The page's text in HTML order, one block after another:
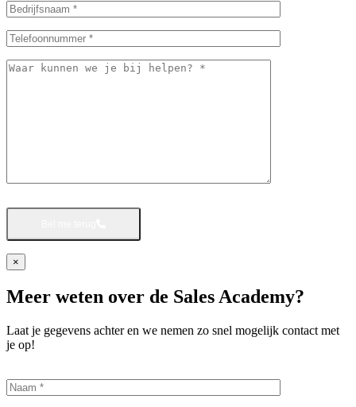
×
Meer weten over de Sales Academy?
Laat je gegevens achter en we nemen zo snel mogelijk contact met
je op!